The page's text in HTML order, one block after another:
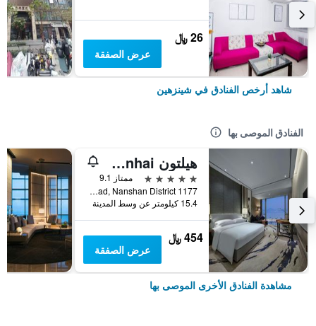
26 ﷼
عرض الصفقة
شاهد أرخص الفنادق في شينزهين
الفنادق الموصى بها
هيلتون Shenzhen Shekou Nanhai
5 نجوم
ممتاز 9.1
1177 Wanghai Road, Nanshan District, شينزهين, الصين
15.4 كيلومتر عن وسط المدينة
454 ﷼
عرض الصفقة
مشاهدة الفنادق الأخرى الموصى بها